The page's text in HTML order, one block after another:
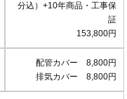
分込）+10年商品・工事保
証
153,800円
配管カバー 8,800円
排気カバー 8,800円